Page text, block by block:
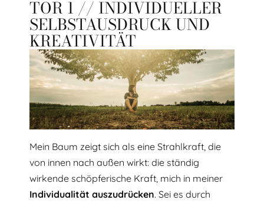
TOR 1 // INDIVIDUELLER
SELBSTAUSDRUCK UND
KREATIVITÄT
Mein Baum zeigt sich als eine Strahlkraft, die
von innen nach außen wirkt: die ständig
wirkende schöpferische Kraft, mich in meiner
Individualität auszudrücken. Sei es durch